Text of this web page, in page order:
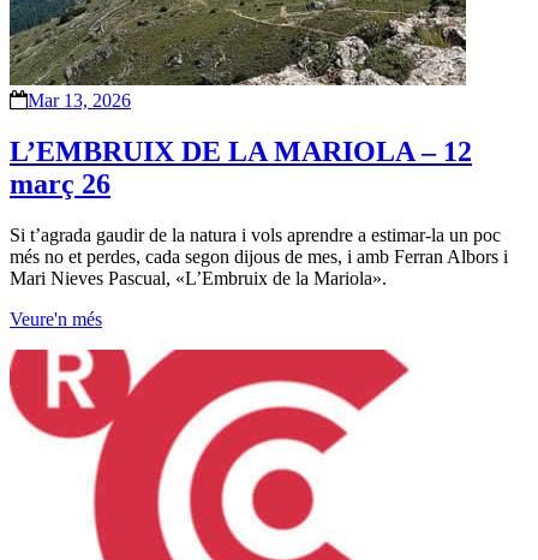
Mar 13, 2026
L’EMBRUIX DE LA MARIOLA – 12
març 26
Si t’agrada gaudir de la natura i vols aprendre a estimar-la un poc
més no et perdes, cada segon dijous de mes, i amb Ferran Albors i
Mari Nieves Pascual, «L’Embruix de la Mariola».
Veure'n més